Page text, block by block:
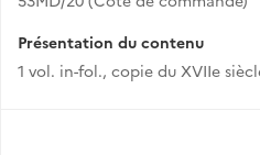
Présentation du contenu
1 vol. in-fol., copie du XVIIe